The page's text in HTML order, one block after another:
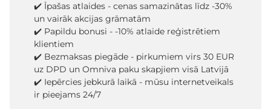
✔️ Īpašas atlaides - cenas samazinātas līdz -30%
un vairāk akcijas grāmatām
✔️ Papildu bonusi - -10% atlaide reģistrētiem
klientiem
✔️ Bezmaksas piegāde - pirkumiem virs 30 EUR
uz DPD un Omniva paku skapjiem visā Latvijā
✔️ Iepērcies jebkurā laikā - mūsu internetveikals
ir pieejams 24/7